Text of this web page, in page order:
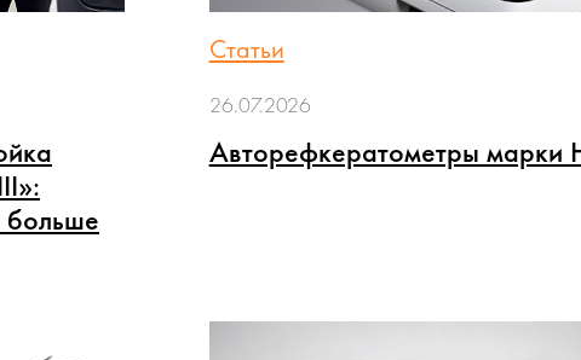
больше
Статьи
26.07.2026
Авторефкератометры марки